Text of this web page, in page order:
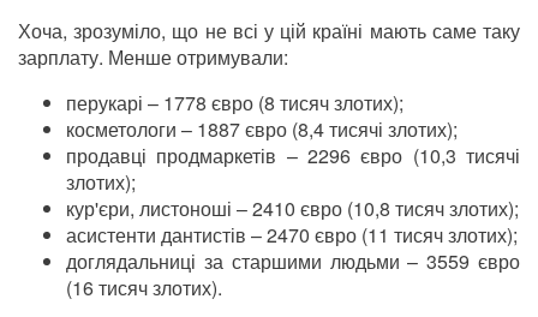
Хоча, зрозуміло, що не всі у цій країні мають саме таку
зарплату. Менше отримували:
перукарі – 1778 євро (8 тисяч злотих);
косметологи – 1887 євро (8,4 тисячі злотих);
продавці продмаркетів –2296 євро (10,3 тисячі
злотих);
кур'єри, листоноші –2410 євро (10,8 тисяч злотих);
асистенти дантистів –2470 євро (11 тисяч злотих);
доглядальниці за старшими людьми– 3559 євро
(16 тисяч злотих).